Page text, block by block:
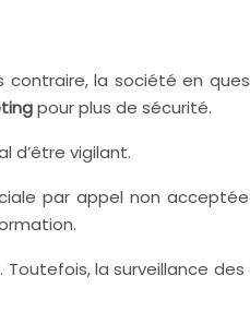
la société en
pour plus de sécurité.
d’être vigilant.
par appel non
Toutefois, la surveillance